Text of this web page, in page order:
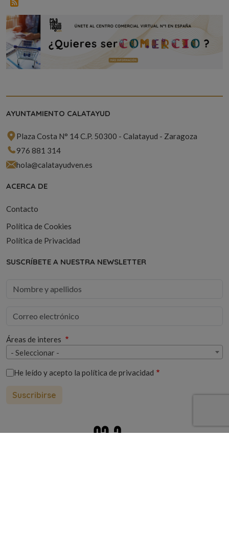
AYUNTAMIENTO CALATAYUD
Plaza Costa N° 14 C.P. 50300 - Calatayud - Zaragoza
976 881 314
hola@calatayudven.es
ACERCA DE
Contacto
Política de Cookies
Política de Privacidad
SUSCRÍBETE A NUESTRA NEWSLETTER
Áreas de interes
- Seleccionar -
He leído y acepto la política de privacidad